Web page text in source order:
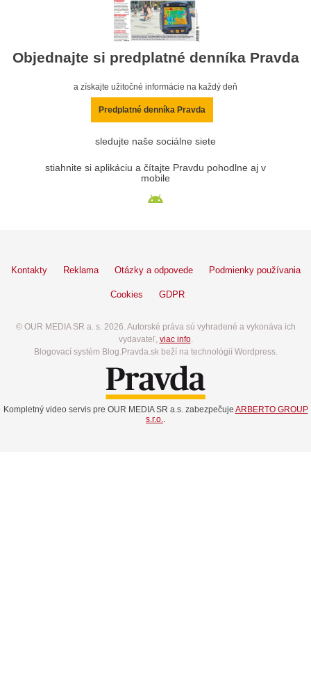
Objednajte si predplatné denníka Pravda
a získajte užitočné informácie na každý deň
Predplatné denníka Pravda
sledujte naše sociálne siete
stiahnite si aplikáciu a čítajte Pravdu pohodlne aj v
mobile
Kontakty Reklama Otázky a odpovede Podmienky používania
Cookies GDPR
© OUR MEDIA SR a. s. 2026. Autorské práva sú vyhradené a vykonáva ich
vydavateľ, viac info.
Blogovací systém Blog.Pravda.sk beží na technológií Wordpress.
Kompletný video servis pre OUR MEDIA SR a.s. zabezpečuje ARBERTO GROUP
s.r.o.